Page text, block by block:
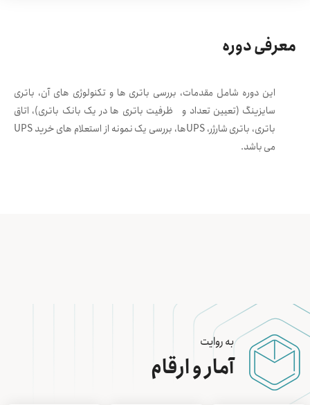
معرفی دوره
این دوره شامل مقدمات، بررسی باتری ها و تکنولوژی های آن، باتری
سایزینگ (تعیین تعداد و ظرفیت باتری ها در یک بانک باتری)، اتاق
باتری، باتری شارژر، UPSها، بررسی یک نمونه از استعلام های خرید UPS
می باشد.
به روایت
آمار و ارقام